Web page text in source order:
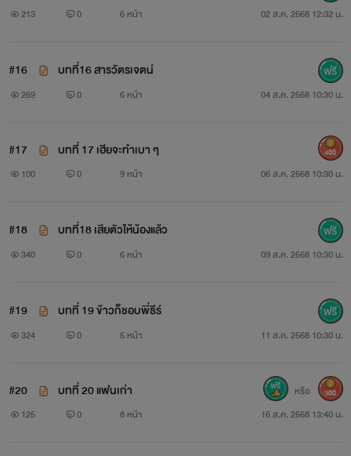
213 0 6 หน้า 02 ส.ค. 2568 12:32 น.
#16 บทที่16 สารวัตรเจตน์
269 0 6 หน้า 04 ส.ค. 2568 10:30 น.
#17 บทที่ 17 เฮียจะทำเบา ๆ
100 0 9 หน้า 06 ส.ค. 2568 10:30 น.
400
#18 บทที่18 เสียตัวให้น้องแล้ว
340 0 6 หน้า 09 ส.ค. 2568 10:30 น.
#19 บทที่ 19 ข้าวก็ชอบพี่ธีร์
324 0 5 หน้า 11 ส.ค. 2568 10:30 น.
#20 บทที่ 20 แฟนเก่า
125 0 8 หน้า 16 ส.ค. 2568 13:40 น.
หรือ 300